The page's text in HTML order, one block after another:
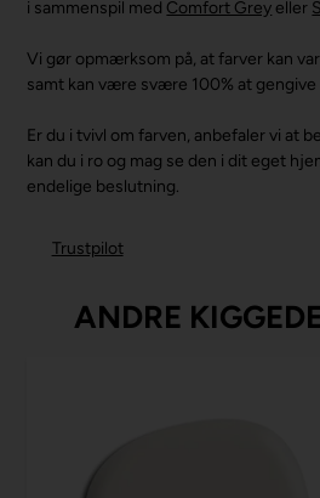
i sammenspil med Comfort Grey eller
Vi gør opmærksom på, at farver kan
samt kan være svære 100% at gengive
Er du i tvivl om farven, anbefaler vi at
kan du i ro og mag se den i dit eget
endelige beslutning.
Trustpilot
ANDRE